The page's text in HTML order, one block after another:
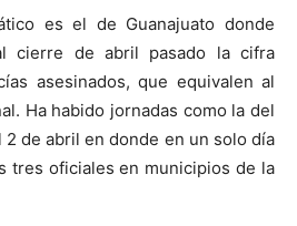
es el de Guanajuato donde
cierre de abril pasado la cifra
asesinados, que equivalen al
Ha habido jornadas como la del
2 de abril en donde en un solo día
tres oficiales en municipios de la